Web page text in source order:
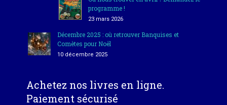
programme !
23 mars 2026
Décembre 2025 : où retrouver Banquises et
Comètes pour Noël
10 décembre 2025
Achetez nos livres en ligne.
Paiement sécurisé